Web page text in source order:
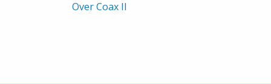
Over Coax II